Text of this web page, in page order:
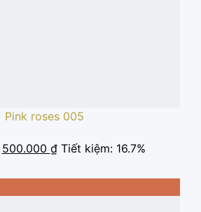
Pink roses 005
Giá
là:
600.000 ₫.
500.000 ₫Giá
tại
là:
Tiết kiệm: 16.7%